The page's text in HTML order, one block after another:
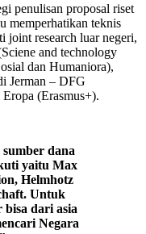
penulisan proposal riset
memperhatikan teknis
joint research luar negeri,
and technology
dan Humaniora),
Jerman – DFG
(Erasmus+).
dana
yaitu Max
Helmhotz
Untuk
bisa dari asia
Negara